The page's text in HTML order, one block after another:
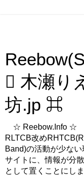
 木瀬り
坊.jp ⌘
☆ Reebow.Info ☆
RLTCB改め
Band)の活動が少な
サイトに、情報が分
として置くことにしま